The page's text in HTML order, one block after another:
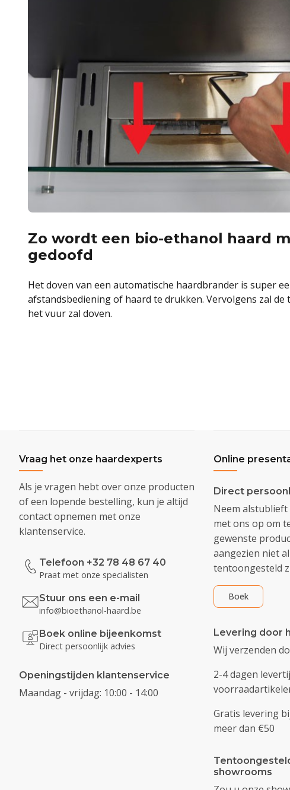
Zo wordt een bio-ethanol haard
gedoofd
Het doven van een automatische haardbrander is super
afstandsbediening of haard te drukken. Vervolgens zal
het vuur zal doven.
Vraag het onze haardexperts
Als je vragen hebt over onze producten
of een lopende bestelling, kun je altijd
contact opnemen met onze
klantenservice.
Telefoon +32 78 48 67 40
Praat met onze specialisten
Stuur ons een e-mail
info@bioethanol-haard.be
Boek online bijeenkomst
Direct persoonlijk advies
Openingstijden klantenservice
Maandag - vrijdag: 10:00 - 14:00
Online
Direct
Neem
met ons op om
gewenste
aangezien niet
tentoongesteld
Boek
Levering door
Wij verzenden
2-4 dagen
Gratis levering
meer dan €50
showrooms